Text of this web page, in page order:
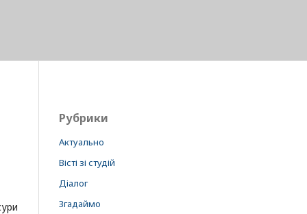
Рубрики
Актуально
Вісті зі студій
Діалог
Згадаймо